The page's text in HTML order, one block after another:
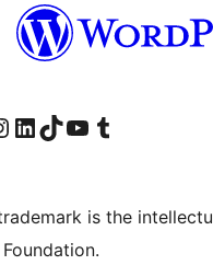
Threads
stránku na Facebooku
náš účet Instagram
Navštívte náš účet LinkedIn
Navštívte náš účet na platforme TikTok
Navštívte náš kanál YouTube
Navštívte náš účet na platforme Tumblr
is the